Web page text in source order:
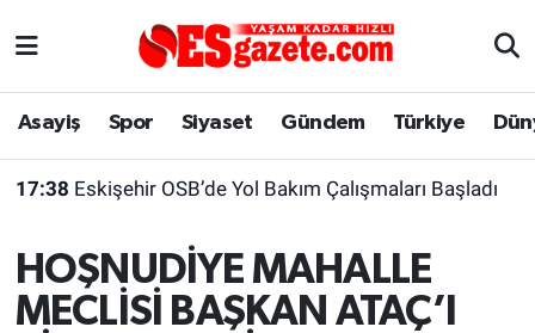
Asayiş Spor Siyaset Gündem Türkiye
17:38 Eskişehir OSB’de Yol Bakım Çalışmaları Başladı
HOŞNUDİYE MAHALLE
MECLİSİ BAŞKAN ATAÇ’I
Asayiş
Gündem
Yaşam
Eskişehirspor Arşivi
Eskişehir Nöbetçi Eczaneler
Süper Lig Puan Durumu ve Fikstür